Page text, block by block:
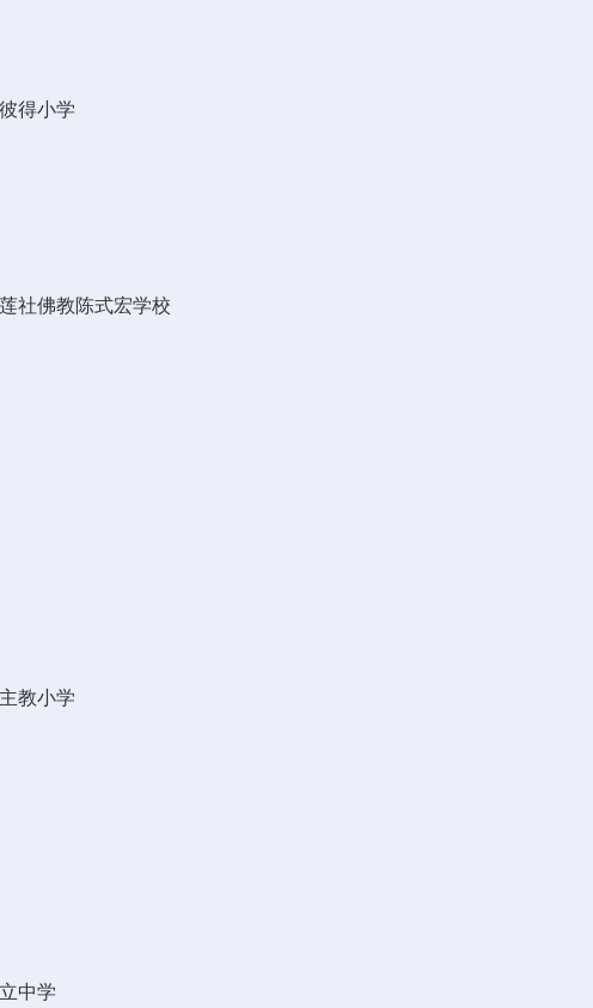
得小学
社佛教陈式宏学校
教小学
中学